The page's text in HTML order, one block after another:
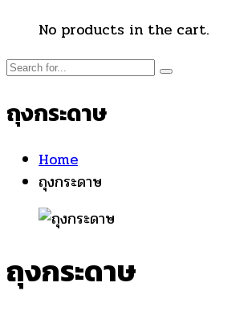
No products in the cart.
ถุงกระดาษ
Home
ถุงกระดาษ
ถุงกระดาษ